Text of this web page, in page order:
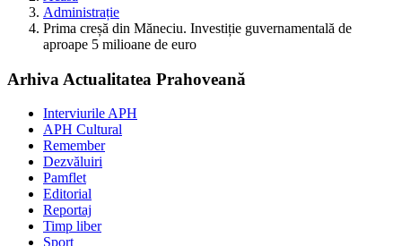
Administrație
Prima creșă din Măneciu. Investiție guvernamentală de
aproape 5 milioane de euro
Arhiva Actualitatea Prahoveană
Interviurile APH
APH Cultural
Remember
Dezvăluiri
Pamflet
Editorial
Reportaj
Timp liber
Sport